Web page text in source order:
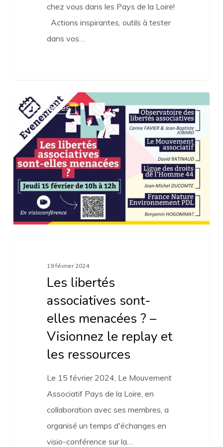
chez vous dans les Pays de la Loire!
Actions inspirantes, outils à tester
dans vos…
Les
libertés
associatives
sont-
elles
menacées
Visionnez
ressources
Actualités
19 février 2024
Les libertés
associatives sont-
elles menacées ? –
Visionnez le replay et
les ressources
Le 15 février 2024, Le Mouvement
Associatif Pays de la Loire, en
collaboration avec ses membres, a
organisé un temps d'échanges en
visio-conférence sur la…